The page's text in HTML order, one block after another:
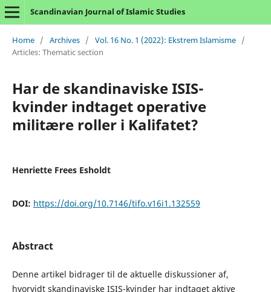
Scandinavian Journal of Islamic Studies
Home / Archives / Vol. 16 No. 1 (2022): Ekstrem Islamisme /
Articles: Thematic section
Har de skandinaviske ISIS-
kvinder indtaget operative
militære roller i Kalifatet?
Henriette Frees Esholdt
DOI: https://doi.org/10.7146/tifo.v16i1.132559
Abstract
Denne artikel bidrager til de aktuelle diskussioner af,
hvorvidt skandinaviske ISIS-kvinder har indtaget aktive